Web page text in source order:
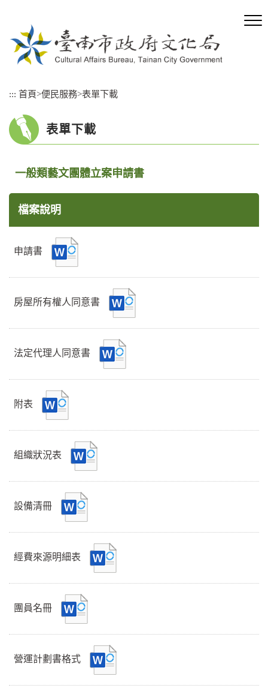
::: 首頁>便民服務>表單下載
表單下載
一般類藝文團體立案申請書
檔案說明
申請書
房屋所有權人同意書
法定代理人同意書
附表
組織狀況表
設備清冊
經費來源明細表
團員名冊
營運計劃書格式